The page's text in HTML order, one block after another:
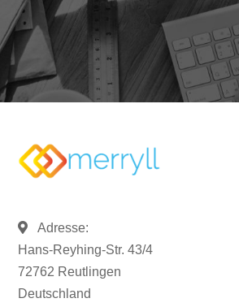
Adresse:
Hans-Reyhing-Str. 43/4
72762 Reutlingen
Deutschland